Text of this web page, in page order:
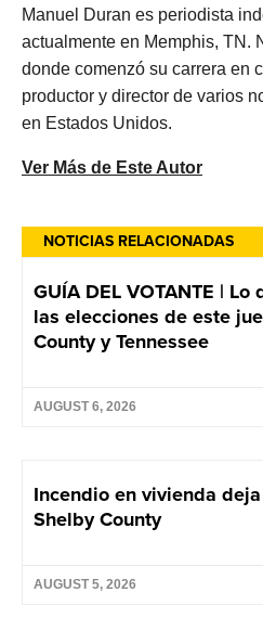
NOTICIAS RELACIONADAS
GUÍA DEL VOTANTE |
las elecciones de este
County y Tennessee
AUGUST 6, 2026
Incendio en vivienda
Shelby County
AUGUST 5, 2026
Manuel Duran es periodista
actualmente en Memphis, TN.
donde comenzó su carrera en
productor y director de varios
en Estados Unidos.
Ver Más de Este Autor